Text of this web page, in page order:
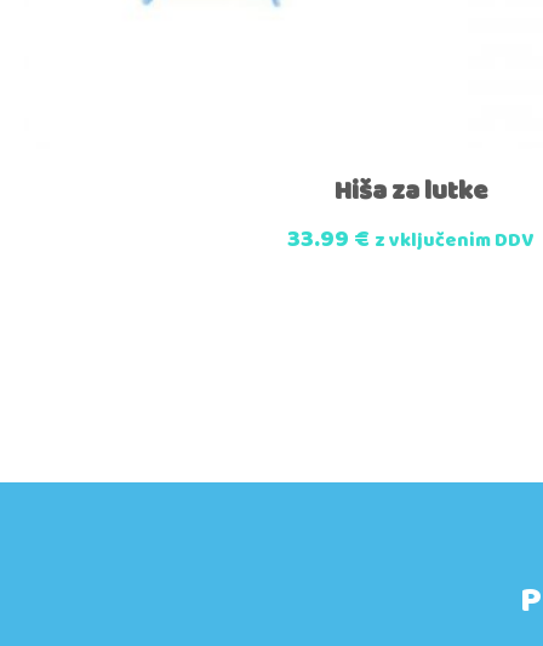
Hiša za lutke
33.99€ z vključenim DDV